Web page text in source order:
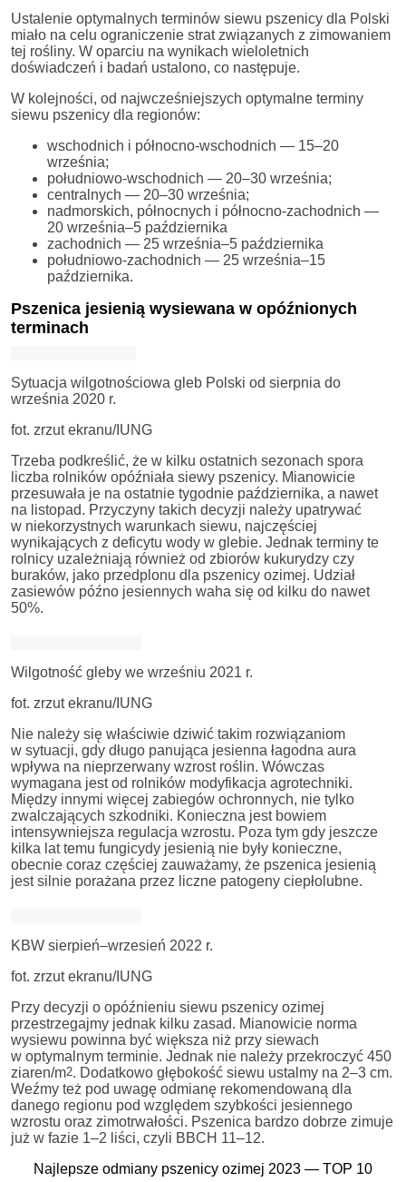
Ustalenie optymalnych terminów siewu pszenicy dla Polski
miało na celu ograniczenie strat związanych z zimowaniem
tej rośliny. W oparciu na wynikach wieloletnich
doświadczeń i badań ustalono, co następuje.
W kolejności, od najwcześniejszych optymalne terminy
siewu pszenicy dla regionów:
wschodnich i północno-wschodnich — 15–20
września;
południowo-wschodnich — 20–30 września;
centralnych — 20–30 września;
nadmorskich, północnych i północno-zachodnich —
20 września–5 października
zachodnich — 25 września–5 października
południowo-zachodnich — 25 września–15
października.
Pszenica jesienią wysiewana w opóźnionych
terminach
Sytuacja wilgotnościowa gleb Polski od sierpnia do
września 2020 r.
fot. zrzut ekranu/IUNG
Trzeba podkreślić, że w kilku ostatnich sezonach spora
liczba rolników opóźniała siewy pszenicy. Mianowicie
przesuwała je na ostatnie tygodnie października, a nawet
na listopad. Przyczyny takich decyzji należy upatrywać
w niekorzystnych warunkach siewu, najczęściej
wynikających z deficytu wody w glebie. Jednak terminy te
rolnicy uzależniają również od zbiorów kukurydzy czy
buraków, jako przedplonu dla pszenicy ozimej. Udział
zasiewów późno jesiennych waha się od kilku do nawet
50%.
Wilgotność gleby we wrześniu 2021 r.
fot. zrzut ekranu/IUNG
Nie należy się właściwie dziwić takim rozwiązaniom
w sytuacji, gdy długo panująca jesienna łagodna aura
wpływa na nieprzerwany wzrost roślin. Wówczas
wymagana jest od rolników modyfikacja agrotechniki.
Między innymi więcej zabiegów ochronnych, nie tylko
zwalczających szkodniki. Konieczna jest bowiem
intensywniejsza regulacja wzrostu. Poza tym gdy jeszcze
kilka lat temu fungicydy jesienią nie były konieczne,
obecnie coraz częściej zauważamy, że pszenica jesienią
jest silnie porażana przez liczne patogeny ciepłolubne.
KBW sierpień–wrzesień 2022 r.
fot. zrzut ekranu/IUNG
Przy decyzji o opóźnieniu siewu pszenicy ozimej
przestrzegajmy jednak kilku zasad. Mianowicie norma
wysiewu powinna być większa niż przy siewach
w optymalnym terminie. Jednak nie należy przekroczyć 450
ziaren/m2. Dodatkowo głębokość siewu ustalmy na 2–3 cm.
Weźmy też pod uwagę odmianę rekomendowaną dla
danego regionu pod względem szybkości jesiennego
wzrostu oraz zimotrwałości. Pszenica bardzo dobrze zimuje
już w fazie 1–2 liści, czyli BBCH 11–12.
Najlepsze odmiany pszenicy ozimej 2023 — TOP 10